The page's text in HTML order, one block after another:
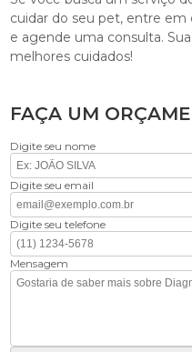
cuidar do seu pet, entre
e agende uma consulta.
melhores cuidados!
FAÇA UM
Digite seu nome
Digite seu email
Digite seu telefone
Mensagem